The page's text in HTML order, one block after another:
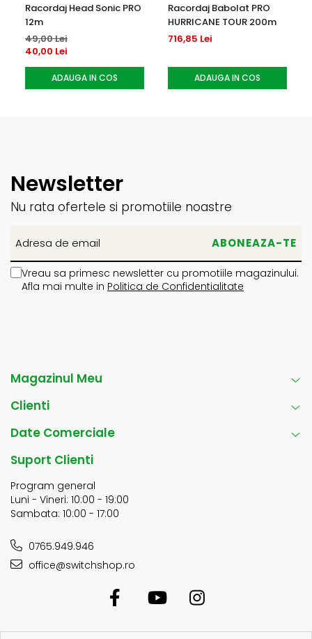
Racordaj Head Sonic PRO
12m
49,00 Lei
40,00 Lei
ADAUGA IN COS
Racordaj Babolat PRO
HURRICANE TOUR 200m
716,85 Lei
ADAUGA IN COS
Newsletter
Nu rata ofertele si promotiile noastre
Vreau sa primesc newsletter cu promotiile magazinului.
Afla mai multe in Politica de Confidentialitate
Magazinul Meu
Clienti
Date Comerciale
Suport Clienti
Program general
Luni - Vineri: 10:00 - 19:00
Sambata: 10:00 - 17:00
0765.949.946
office@switchshop.ro